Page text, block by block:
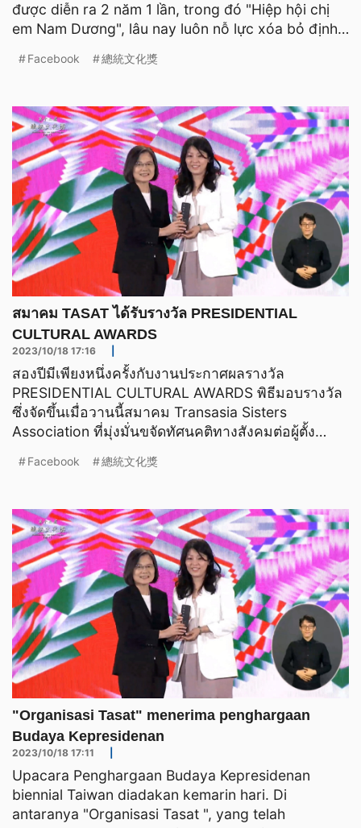
được diễn ra 2 năm 1 lần, trong đó "Hiệp hội chị
em Nam Dương", lâu nay luôn nỗ lực xóa bỏ định
Facebook 總統文化獎
สมาคม TASAT ได้รับรางวัล PRESIDENTIAL
CULTURAL AWARDS
2023/10/18 17:16
สองปีมีเพียงหนึ่งครั้งกับงานประกาศผลรางวัล ​​
PRESIDENTIAL CULTURAL AWARDS พิธีมอบรางวัล
ซึ่งจัดขึ้นเมื่อวานนี้สมาคม Transasia Sisters
Association ที่มุ่งมั่นขจัดทัศนคติทางสังคมต่อผู้ตั้ง
Facebook 總統文化獎
"Organisasi Tasat" menerima penghargaan
Budaya Kepresidenan
2023/10/18 17:11
Upacara Penghargaan Budaya Kepresidenan
biennial Taiwan diadakan kemarin hari. Di
antaranya "Organisasi Tasat ", yang telah